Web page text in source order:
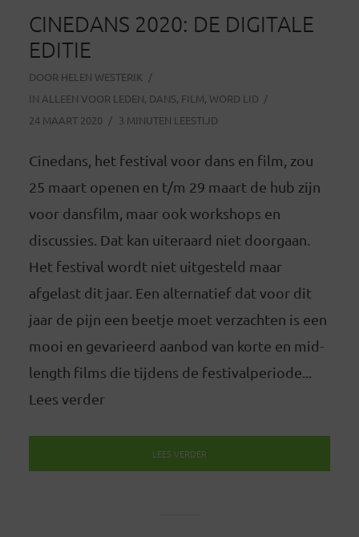
CINEDANS 2020: DE DIGITALE
EDITIE
DOOR HELEN WESTERIK
IN ALLEEN VOOR LEDEN, DANS, FILM, WORD LID
24 MAART 2020
3 MINUTEN LEESTIJD
Cinedans, het festival voor dans en film, zou
25 maart openen en t/m 29 maart de hub zijn
voor dansfilm, maar ook workshops en
discussies. Dat kan uiteraard niet doorgaan.
Het festival wordt niet uitgesteld maar
afgelast dit jaar. Een alternatief dat voor dit
jaar de pijn een beetje moet verzachten is een
mooi en gevarieerd aanbod van korte en mid-
length films die tijdens de festivalperiode...
Lees verder
LEES VERDER